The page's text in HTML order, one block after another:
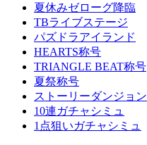
夏休みゼローグ降臨
TBライブステージ
パズドラアイランド
HEARTS称号
TRIANGLE BEAT称号
夏祭称号
ストーリーダンジョン
10連ガチャシミュ
1点狙いガチャシミュ